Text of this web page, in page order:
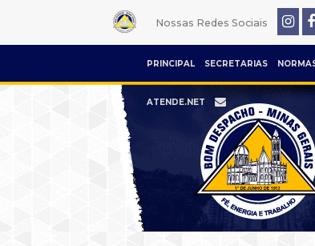
Nossas Redes Sociais
PRINCIPAL SECRETARIAS
ATENDE.NET